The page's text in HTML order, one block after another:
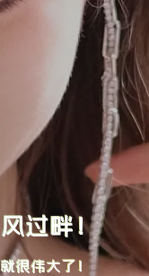
过畔！
很伟大了！